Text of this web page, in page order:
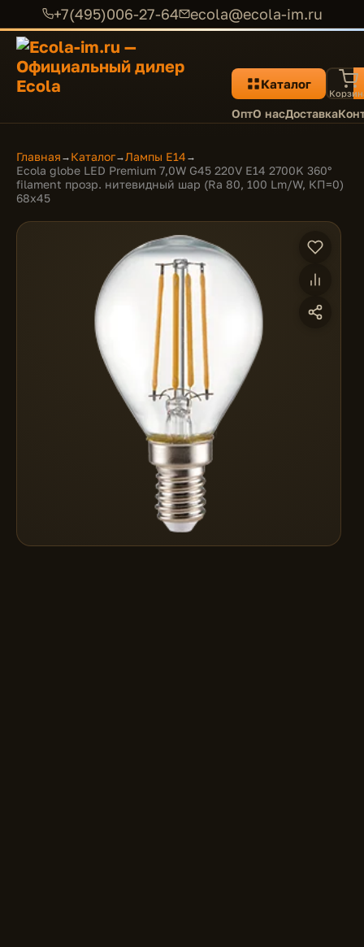
+7(495)006-27-64 ecola@ecola-im.ru
Каталог
ОптО насДоставка
Главная → Каталог→Лампы E14 →
Ecola globe LED Premium 7,0W G45 220V E14 2700K 360°
filament прозр. нитевидный шар (Ra 80, 100 Lm/W, КП=0)
68х45